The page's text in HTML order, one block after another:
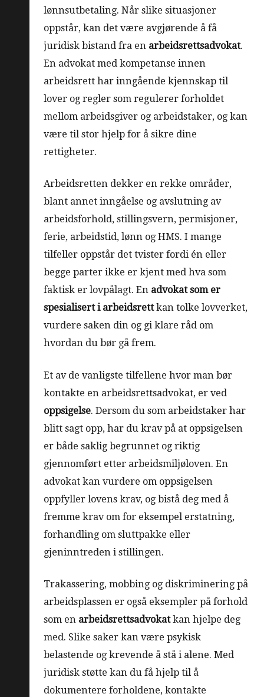
lønnsutbetaling. Når slike situasjoner
oppstår, kan det være avgjørende å få
juridisk bistand fra en arbeidsrettsadvokat.
En advokat med kompetanse innen
arbeidsrett har inngående kjennskap til
lover og regler som regulerer forholdet
mellom arbeidsgiver og arbeidstaker, og kan
være til stor hjelp for å sikre dine
rettigheter.
Arbeidsretten dekker en rekke områder,
blant annet inngåelse og avslutning av
arbeidsforhold, stillingsvern, permisjoner,
ferie, arbeidstid, lønn og HMS. I mange
tilfeller oppstår det tvister fordi én eller
begge parter ikke er kjent med hva som
faktisk er lovpålagt. En advokat som er
spesialisert i arbeidsrettkan tolke lovverket,
vurdere saken din og gi klare råd om
hvordan du bør gå frem.
Et av de vanligste tilfellene hvor man bør
kontakte en arbeidsrettsadvokat, er ved
oppsigelse. Dersom du som arbeidstaker har
blitt sagt opp, har du krav på at oppsigelsen
er både saklig begrunnet og riktig
gjennomført etter arbeidsmiljøloven. En
advokat kan vurdere om oppsigelsen
oppfyller lovens krav, og bistå deg med å
fremme krav om for eksempel erstatning,
forhandling om sluttpakke eller
gjeninntreden i stillingen.
Trakassering, mobbing og diskriminering på
arbeidsplassen er også eksempler på forhold
som en arbeidsrettsadvokatkan hjelpe deg
med. Slike saker kan være psykisk
belastende og krevende å stå i alene. Med
juridisk støtte kan du få hjelp til å
dokumentere forholdene, kontakte